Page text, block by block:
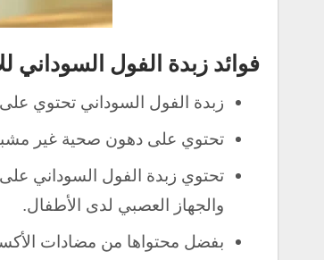
فوائد زبدة الفول السوداني
زبدة الفول السوداني تحتوي
تحتوي على دهون صحية غير
والجهاز العصبي لدى الأطفال.
بفضل محتواها من مضادات